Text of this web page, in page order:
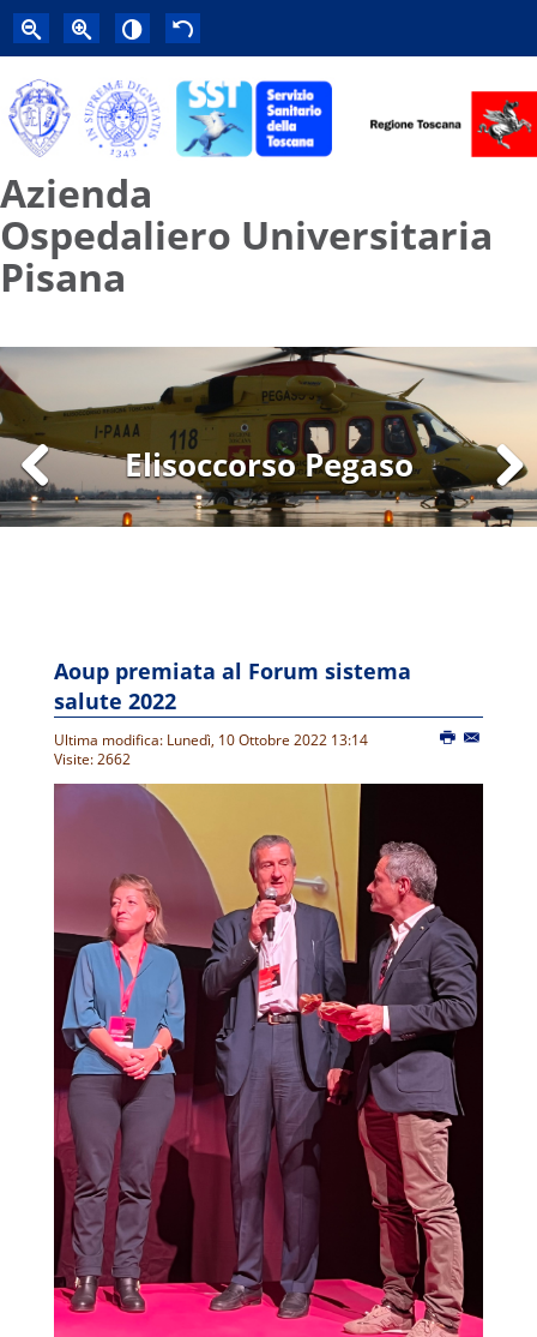
Azienda
Ospedaliero Universitaria
Pisana
Elisoccorso Pegaso
Previous Next
Aoup premiata al Forum sistema
salute 2022
Ultima modifica: Lunedì, 10 Ottobre 2022 13:14
Visite: 2662